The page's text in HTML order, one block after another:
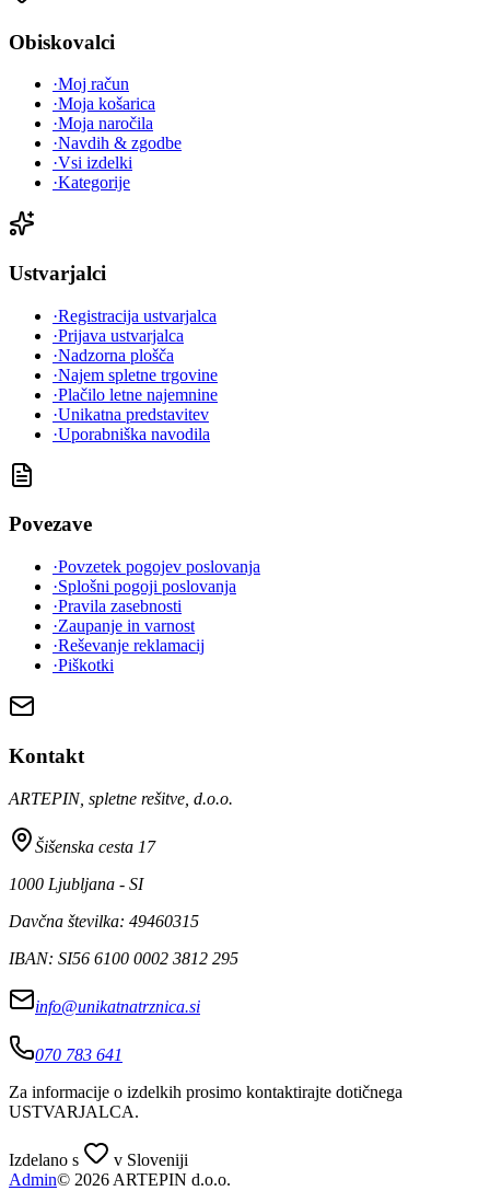
Obiskovalci
·Moj račun
·Moja košarica
·Moja naročila
·Navdih & zgodbe
·Vsi izdelki
·Kategorije
Ustvarjalci
·Registracija ustvarjalca
·Prijava ustvarjalca
·Nadzorna plošča
·Najem spletne trgovine
·Plačilo letne najemnine
·Unikatna predstavitev
·Uporabniška navodila
Povezave
·Povzetek pogojev poslovanja
·Splošni pogoji poslovanja
·Pravila zasebnosti
·Zaupanje in varnost
·Reševanje reklamacij
·Piškotki
Kontakt
ARTEPIN, spletne rešitve, d.o.o.
Šišenska cesta 17
1000 Ljubljana - SI
Davčna številka: 49460315
IBAN: SI56 6100 0002 3812 295
info@unikatnatrznica.si
070 783 641
Za informacije o izdelkih prosimo kontaktirajte dotičnega
USTVARJALCA.
Izdelano s
v Sloveniji
Admin© 2026 ARTEPIN d.o.o.